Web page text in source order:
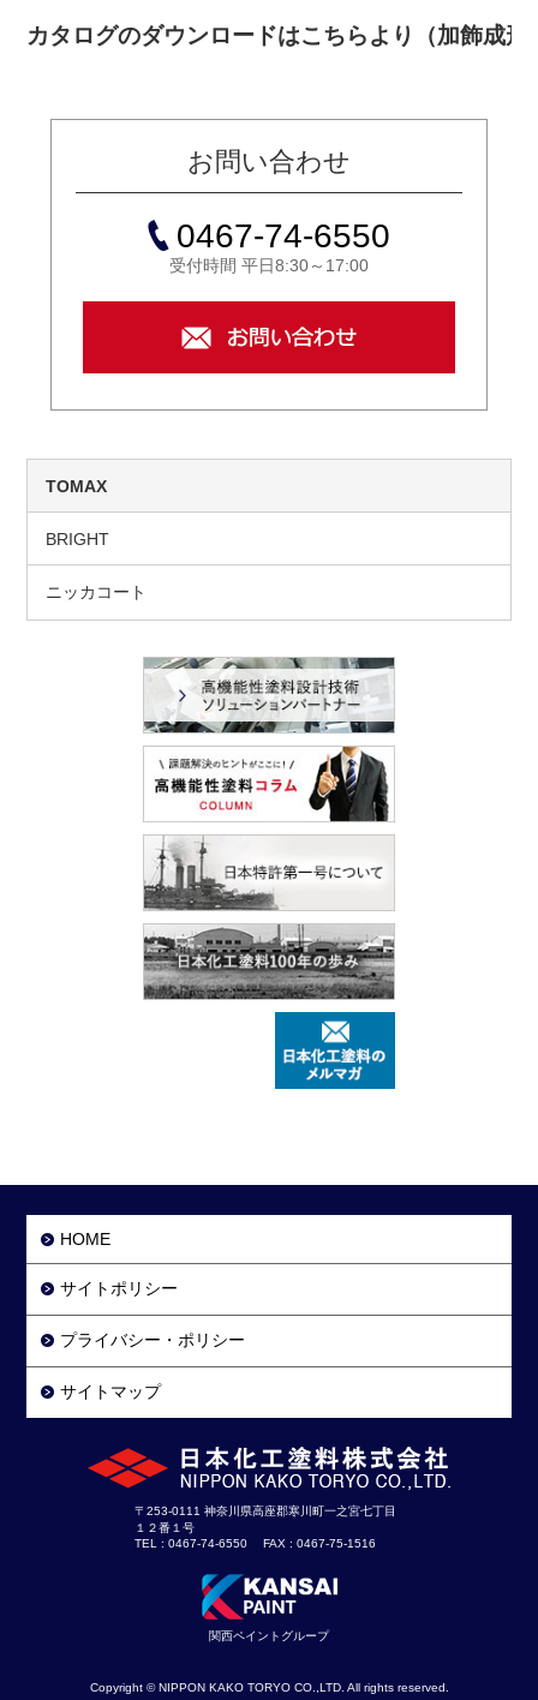
カタログのダウンロードはこちらより（加飾成
お問い合わせ
0467-74-6550
受付時間 平日8:30～17:00
TOMAX
BRIGHT
ニッカコート
HOME
サイトポリシー
プライバシー・ポリシー
サイトマップ
〒253-0111 神奈川県高座郡寒川町一之宮七丁目
１２番１号
TEL : 0467-74-6550 FAX : 0467-75-1516
関西ペイントグループ
Copyright © NIPPON KAKO TORYO CO.,LTD. All rights reserved.